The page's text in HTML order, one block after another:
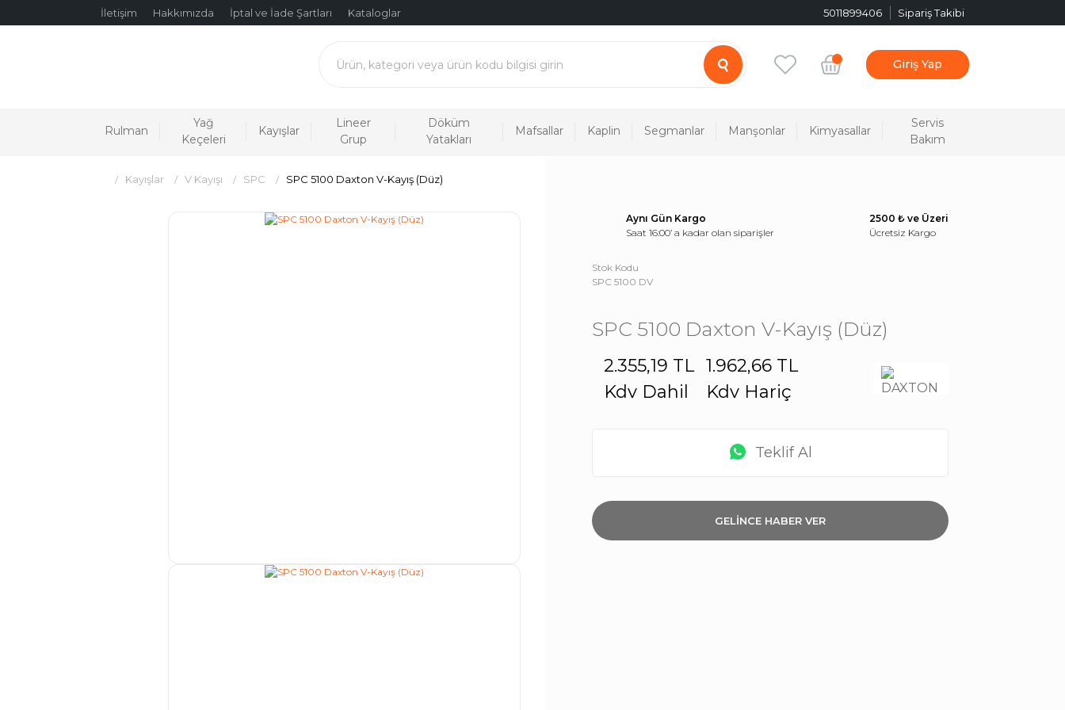
İletişim Hakkımızda İptal ve İade Şartları Kataloglar 5011899406 Sipariş Takibi
Giriş Yap
Rulman
Yağ
Keçeleri
Kayışlar
Lineer
Grup
Döküm
Yatakları
Mafsallar Kaplin Segmanlar Manşonlar Kimyasallar
Servis
Bakım
Kayışlar V Kayışı SPC SPC 5100 Daxton V-Kayış (Düz)
Aynı Gün Kargo
Saat 16:00’ a kadar olan siparişler
2500 ₺ ve Üzeri
Ücretsiz Kargo
Stok Kodu
SPC 5100 DV
SPC 5100 Daxton V-Kayış (Düz)
2.355,19 TL
Kdv Dahil
1.962,66 TL
Kdv Hariç
Teklif Al
GELİNCE HABER VER